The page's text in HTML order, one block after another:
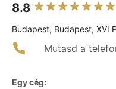
8.8
Budapest, Budapest, XVI
Mutasd a
Egy cég: